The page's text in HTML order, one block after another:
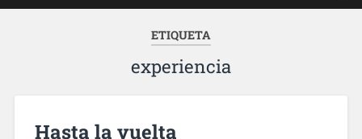
ETIQUETA
experiencia
Hasta la vuelta